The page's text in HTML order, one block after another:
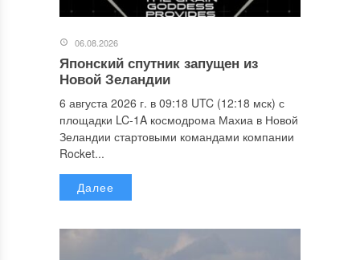
06.08.2026
Японский спутник запущен из
Новой Зеландии
6 августа 2026 г. в 09:18 UTC (12:18 мск) с
площадки LC-1A космодрома Махиа в Новой
Зеландии стартовыми командами компании
Rocket...
Далее